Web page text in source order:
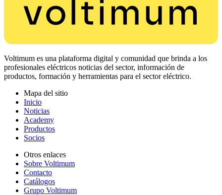
Voltimum es una plataforma digital y comunidad que brinda a los
profesionales eléctricos noticias del sector, información de
productos, formación y herramientas para el sector eléctrico.
Mapa del sitio
Inicio
Noticias
Academy
Productos
Socios
Otros enlaces
Sobre Voltimum
Contacto
Catálogos
Grupo Voltimum